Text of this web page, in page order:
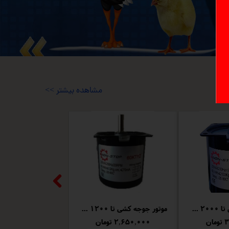
موتور جوجه کشی تا 1200 عدد تخم مرغ
۲,۶۵۰,۰۰۰ تومان
موتور جوجه کشی تا 2000 عدد تخم مرغ
<< مشاهده بیشتر